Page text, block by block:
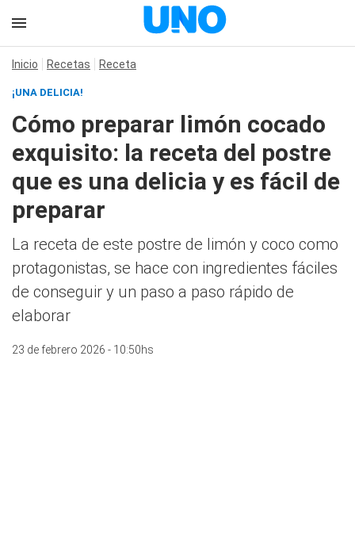
Inicio Recetas Receta
¡UNA DELICIA!
Cómo preparar limón cocado
exquisito: la receta del postre
que es una delicia y es fácil de
preparar
La receta de este postre de limón y coco como
protagonistas, se hace con ingredientes fáciles
de conseguir y un paso a paso rápido de
elaborar
23 de febrero 2026 - 10:50hs